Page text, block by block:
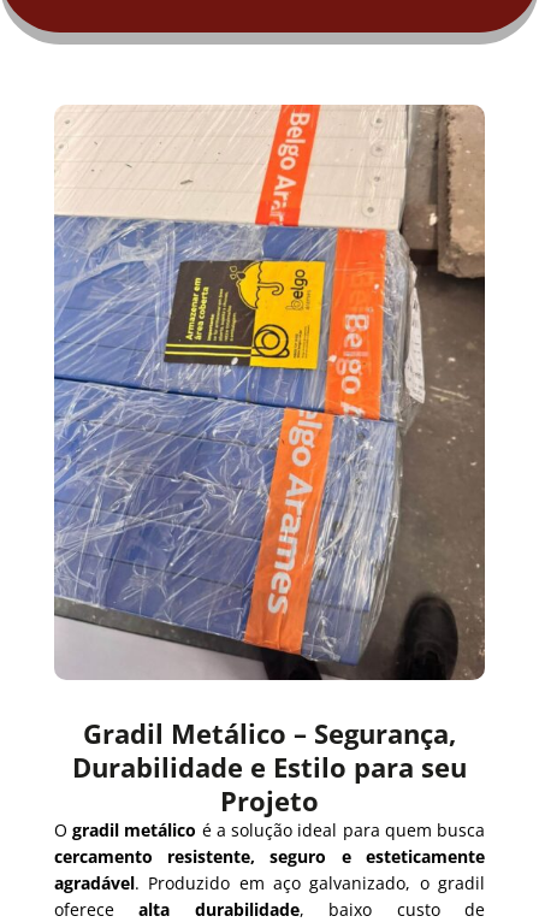
Gradil Metálico – Segurança,
Durabilidade e Estilo para seu
Projeto
Ogradil metálico é a solução ideal para quem busca
cercamento resistente, seguro e esteticamente
agradável. Produzido em aço galvanizado, o gradil
oferecealta durabilidade, baixo custo de